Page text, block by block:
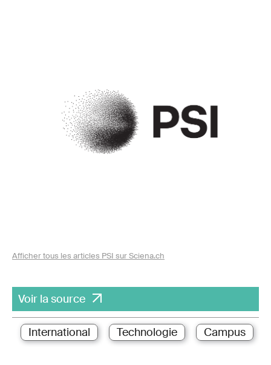
Afficher tous les articles PSI sur Sciena.ch
Voir la source
International Technologie Campus